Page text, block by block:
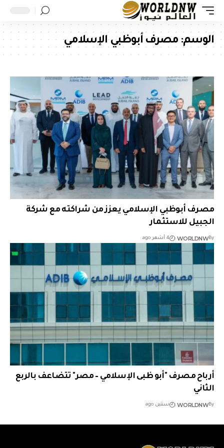
الوسم: مصرف أبوظبي الإسلامي
مصرف أبوظبي الإسلامي يعزز من شراكته مع شركة
الجبيل للاستثمار
By
WORLDNW 4 أشهر ago
أرباح مصرف "أبو ظبى الإسلامي – مصر" تتضاعف بالربع
الثاني
By
WORLDNW سنتين ago